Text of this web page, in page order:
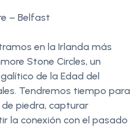
– Belfast
en la Irlanda más
Stone Circles, un
de la Edad del
Tendremos tiempo para
piedra, capturar
la conexión con el pasado